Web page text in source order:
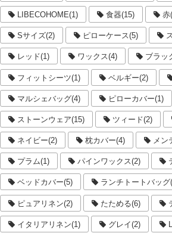
LIBECOHOME(1) 食器(15) 赤
Sサイズ(2) ピローケース(5)
レッド(1) ワックス(4) ブラッ
フィットシーツ(1) ベルギー(2)
マルシェバッグ(4) ピローカバー(1)
ストーンウェア(15) ツィード(2)
ネイビー(2) 枕カバー(4) メン
プラム(1) パインワックス(2)
ベッドカバー(5) ランチトートバッグ
ピュアリネン(2) たためる(6)
イタリアリネン(1) グレイ(2)